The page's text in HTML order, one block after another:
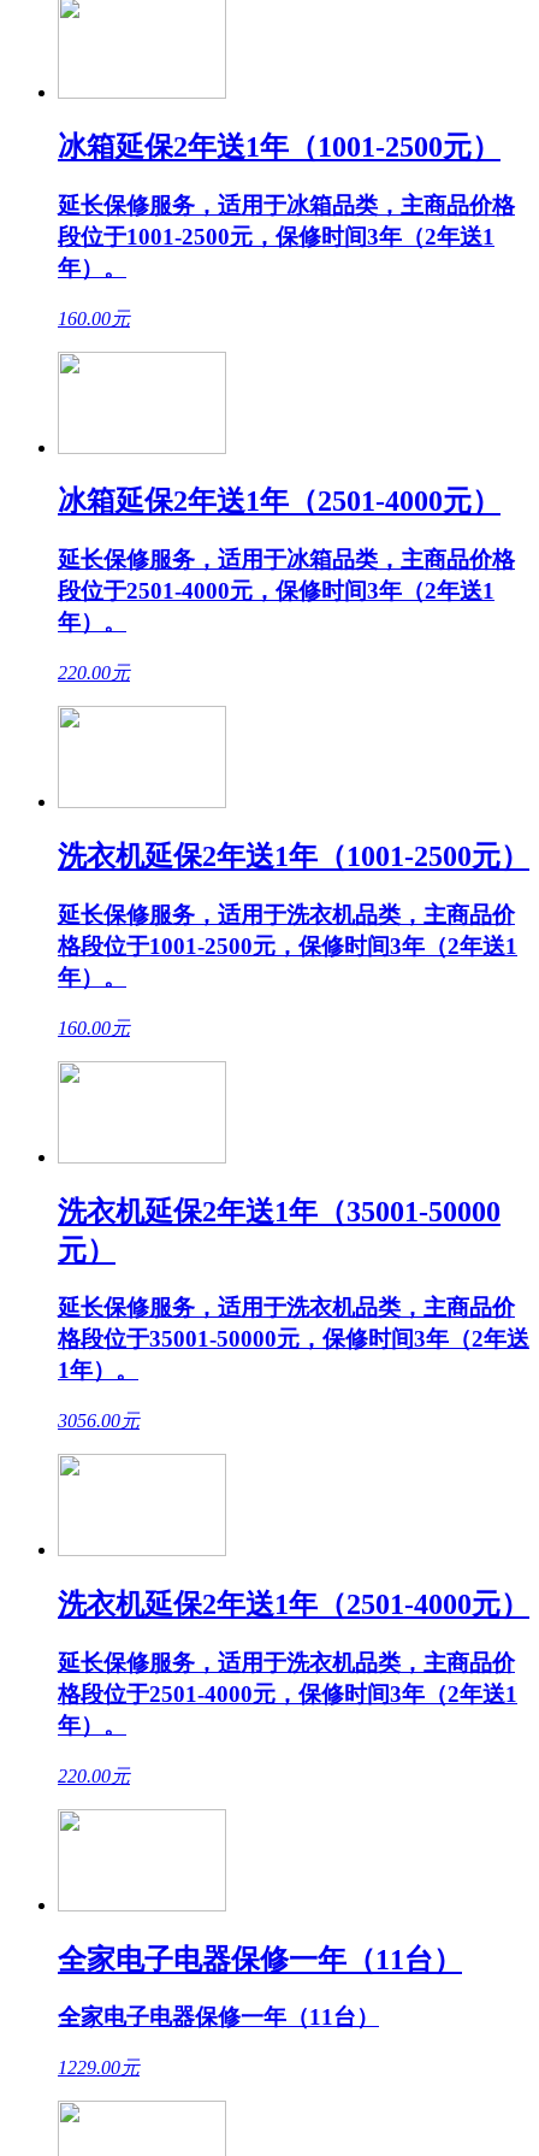
冰箱延保2年送1年（1001-2500元）
延长保修服务，适用于冰箱品类，主商品价格
段位于1001-2500元，保修时间3年（2年送1
年）。
160.00元
冰箱延保2年送1年（2501-4000元）
延长保修服务，适用于冰箱品类，主商品价格
段位于2501-4000元，保修时间3年（2年送1
年）。
220.00元
洗衣机延保2年送1年（1001-2500元）
延长保修服务，适用于洗衣机品类，主商品价
格段位于1001-2500元，保修时间3年（2年送1
年）。
160.00元
洗衣机延保2年送1年（35001-50000
元）
延长保修服务，适用于洗衣机品类，主商品价
格段位于35001-50000元，保修时间3年（2年送
1年）。
3056.00元
洗衣机延保2年送1年（2501-4000元）
延长保修服务，适用于洗衣机品类，主商品价
格段位于2501-4000元，保修时间3年（2年送1
年）。
220.00元
全家电子电器保修一年（11台）
全家电子电器保修一年（11台）
1229.00元